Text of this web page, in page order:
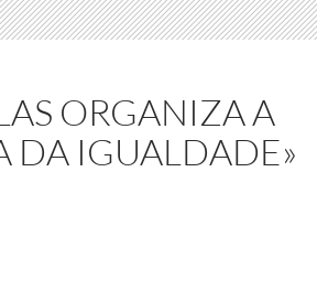
ORGANIZA A
DA IGUALDADE»